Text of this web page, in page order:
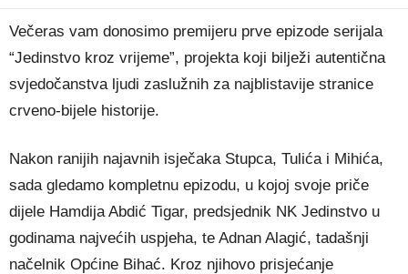
Večeras vam donosimo premijeru prve epizode serijala
“Jedinstvo kroz vrijeme”, projekta koji bilježi autentična
svjedočanstva ljudi zaslužnih za najblistavije stranice
crveno-bijele historije.
Nakon ranijih najavnih isječaka Stupca, Tulića i Mihića,
sada gledamo kompletnu epizodu, u kojoj svoje priče
dijele Hamdija Abdić Tigar, predsjednik NK Jedinstvo u
godinama najvećih uspjeha, te Adnan Alagić, tadašnji
načelnik Općine Bihać. Kroz njihovo prisjećanje